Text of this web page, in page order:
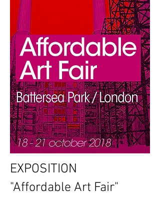
EXPOSITION
"Affordable Art Fair"